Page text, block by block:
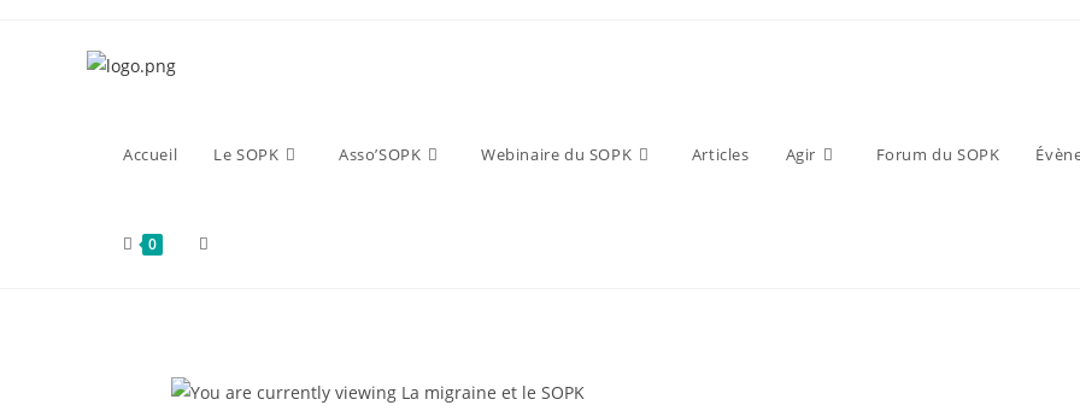
Accueil Le SOPK Asso’SOPK Webinaire du SOPK Articles Agir Forum du SOPK
0